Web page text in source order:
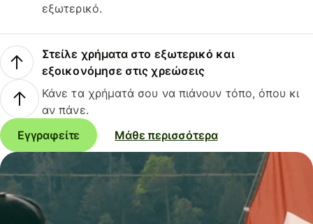
εξωτερικό.
Στείλε χρήματα στο εξωτερικό και
εξοικονόμησε στις χρεώσεις
Κάνε τα χρήματά σου να πιάνουν τόπο, όπου κι
αν πάνε.
Εγγραφείτε
Μάθε περισσότερα